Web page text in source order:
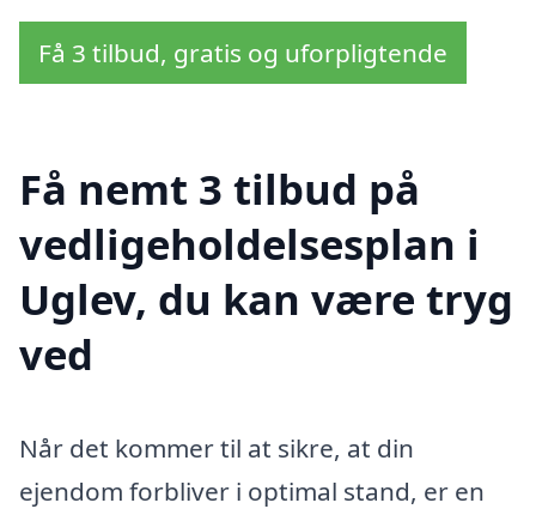
Få 3 tilbud, gratis og uforpligtende
Få nemt 3 tilbud på
vedligeholdelsesplan i
Uglev, du kan være tryg
ved
Når det kommer til at sikre, at din
ejendom forbliver i optimal stand, er en